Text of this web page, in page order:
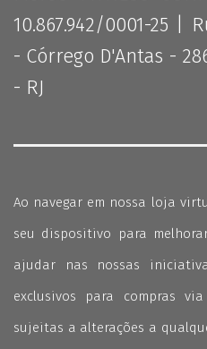
10.867.942/0001-25 |
- Córrego D'Antas -
- RJ
Ao navegar em nossa loja
seu dispositivo para
ajudar nas nossas
exclusivos para compras
sujeitas a alterações a